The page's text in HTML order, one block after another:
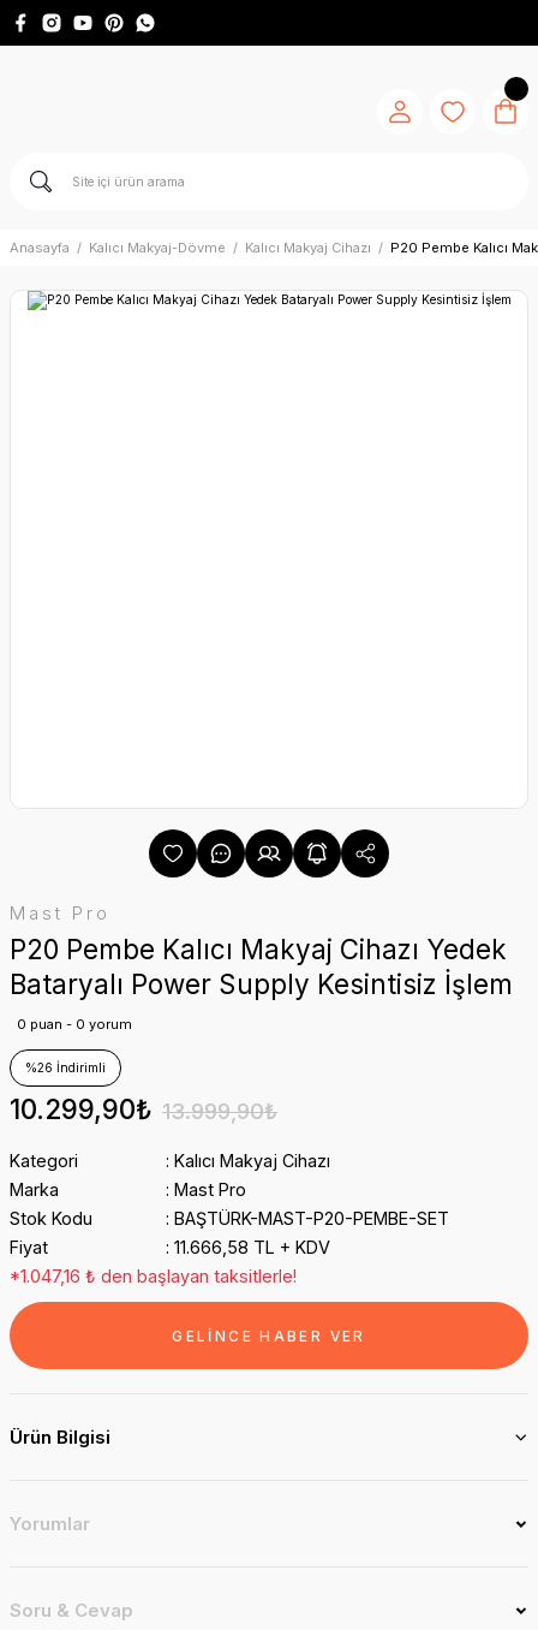
Anasayfa Kalıcı Makyaj-Dövme Kalıcı Makyaj Cihazı P20 Pembe Kalıcı
Mast Pro
P20 Pembe Kalıcı Makyaj Cihazı Yedek
Bataryalı Power Supply Kesintisiz İşlem
0 puan - 0 yorum
%26 İndirimli
10.299,90₺ 13.999,90₺
Kategori
Kalıcı Makyaj Cihazı
Marka
Mast Pro
Stok Kodu
BAŞTÜRK-MAST-P20-PEMBE-SET
Fiyat
11.666,58 TL + KDV
*1.047,16 ₺ den başlayan taksitlerle!
GELİNCE HABER VER
Ürün Bilgisi
Yorumlar
Soru & Cevap